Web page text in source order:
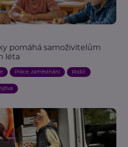
pomáhá samoživitelům
léta
Práce, zaměstnání Rodič